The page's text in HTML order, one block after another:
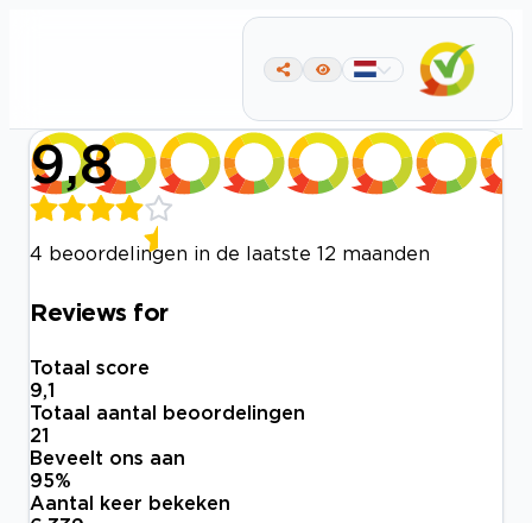
9,8
4 beoordelingen in de laatste 12 maanden
Reviews for
Totaal score
9,1
Totaal aantal beoordelingen
21
Beveelt ons aan
95%
Aantal keer bekeken